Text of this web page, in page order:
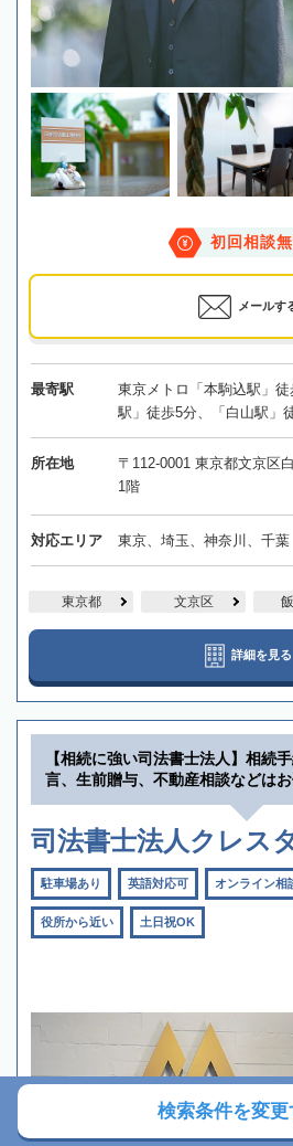
初回相談
メールす
最寄駅
東京メトロ「本駒込駅」
駅」徒歩5分、「白山駅」
所在地
〒112-0001 東京都文京区
1階
対応エリア 東京、埼玉、神奈川、千葉
東京都 文京区
詳細を見る
【相続に強い司法書士法人】相続
言、生前贈与、不動産相談などは
司法書士法人クレス
駐車場あり 英語対応可 オンライン相
役所から近い 土日祝OK
検索条件を変更